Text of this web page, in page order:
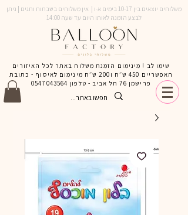
משלוחים יוצאים בין 10-17 בימים א-ו | אין משלוחים בשבתות וחגים | ניתן
לבצע הזמנה לאותו היום עד שעה 14:00
שימו לב ! מינימום הזמנת משלוח באתר לכל האיזורים
האפשריים 450 ש״ח ו200 ש״ח מינימום לאיסוף - כתובת
פרישמן 76 תל אביב - טלפון
0547043564